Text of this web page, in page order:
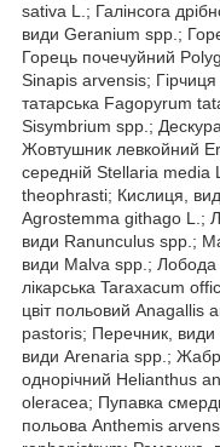
sativa L.; Галінсога
види Geranium spp.;
Горець почечуйний
Sinapis arvensis;
татарська Fagopyrum
Sisymbrium spp.;
Жовтушник левкойний
середній Stellaria
theophrasti; Кислиця,
Agrostemma githago L.;
види Ranunculus spp.;
види Malva spp.;
лікарська Taraxacum
цвіт польовий Anagallis
pastoris; Перечник,
види Arenaria spp.;
однорічний Helianthus
oleracea; Пупавка
польова Аnthemis